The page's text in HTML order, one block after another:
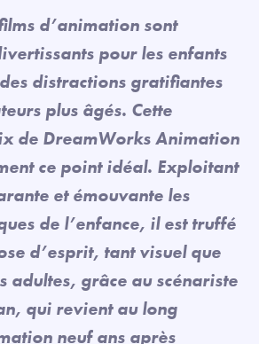
d’animation sont
pour les enfants
distractions gratifiantes
plus âgés. Cette
de DreamWorks Animation
ce point idéal. Exploitant
et émouvante les
de l’enfance, il est truffé
d’esprit, tant visuel que
adultes, grâce au scénariste
qui revient au long
neuf ans après